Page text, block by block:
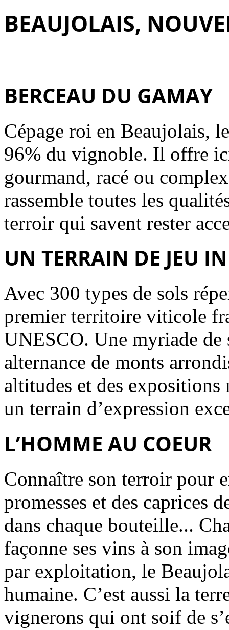
BEAUJOLAIS,
BERCEAU DU GAMAY
Cépage roi en Beaujolais,
96% du vignoble. Il offre
gourmand, racé ou
rassemble toutes les
terroir qui savent rester
UN TERRAIN DE JEU
Avec 300 types de sols
premier territoire viticole
UNESCO. Une myriade
alternance de monts
altitudes et des
un terrain d’expression
L’HOMME AU COEUR
Connaître son terroir pour
promesses et des caprices
dans chaque bouteille...
façonne ses vins à son
par exploitation, le
humaine. C’est aussi la
vignerons qui ont soif de